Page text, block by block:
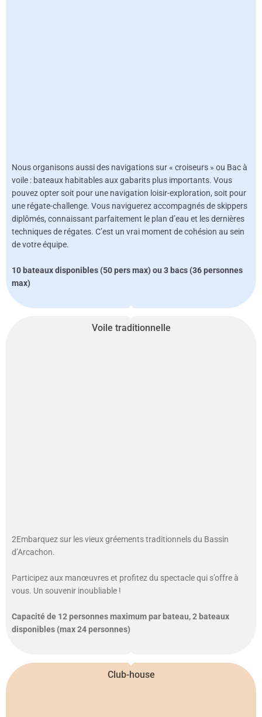
Nous organisons aussi des navigations sur « croiseurs » ou Bac à
voile : bateaux habitables aux gabarits plus importants. Vous
pouvez opter soit pour une navigation loisir-exploration, soit pour
une régate-challenge. Vous naviguerez accompagnés de skippers
diplômés, connaissant parfaitement le plan d’eau et les dernières
techniques de régates. C’est un vrai moment de cohésion au sein
de votre équipe.
10 bateaux disponibles (50 pers max) ou 3 bacs (36 personnes
max)
Voile traditionnelle
2Embarquez sur les vieux gréements traditionnels du Bassin
d’Arcachon.
Participez aux manœuvres et profitez du spectacle qui s’offre à
vous. Un souvenir inoubliable !
Capacité de 12 personnes maximum par bateau, 2 bateaux
disponibles (max 24 personnes)
Club-house